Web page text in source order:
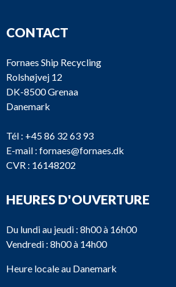
CONTACT
Fornaes Ship Recycling
Rolshøjvej 12
DK-8500 Grenaa
Danemark
Tél : +45 86 32 63 93
E-mail : fornaes@fornaes.dk
CVR : 16148202
HEURES D'OUVERTURE
Du lundi au jeudi : 8h00 à 16h00
Vendredi : 8h00 à 14h00
Heure locale au Danemark